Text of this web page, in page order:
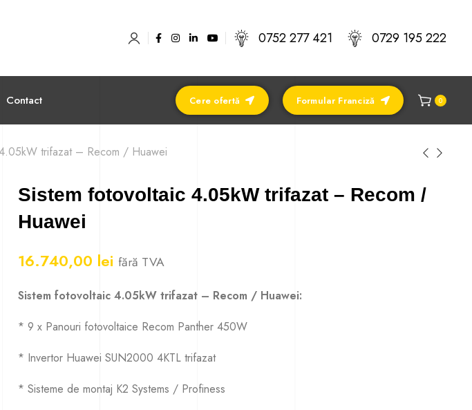
0752 277 421 0729 195 222
Contact Cere ofertă Formular Franciză 0
trifazat – Recom / Huawei
Sistem fotovoltaic 4.05kW trifazat – Recom /
Huawei
16.740,00 lei fără TVA
Sistem fotovoltaic 4.05kW trifazat – Recom / Huawei:
* 9 x Panouri fotovoltaice Recom Panther 450W
* Invertor Huawei SUN2000 4KTL trifazat
* Sisteme de montaj K2 Systems / Profiness